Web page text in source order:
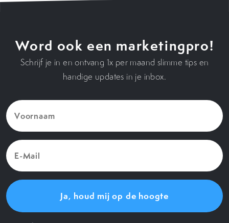
Word ook een marketingpro!
Schrijf je in en ontvang 1x per maand slimme tips en
handige updates in je inbox.
Voornaam
(Vereist)
E-
Mail
(Vereist)